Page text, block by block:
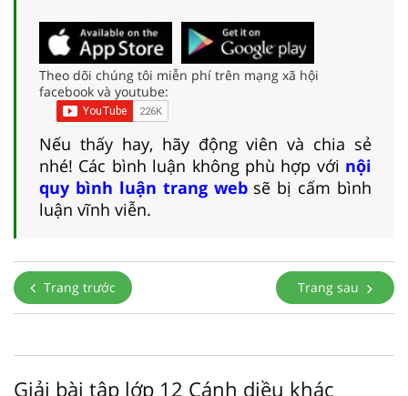
Theo dõi chúng tôi miễn phí trên mạng xã hội
facebook và youtube:
Nếu thấy hay, hãy động viên và chia sẻ
nhé! Các bình luận không phù hợp với nội
quy bình luận trang websẽ bị cấm bình
luận vĩnh viễn.
Trang trước Trang sau
Giải bài tập lớp 12 Cánh diều khác